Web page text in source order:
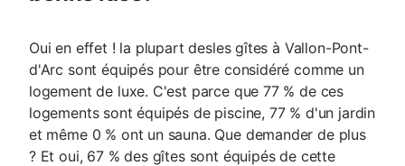
Oui en effet ! la plupart desles gîtes à Vallon-Pont-
d'Arc sont équipés pour être considéré comme un
logement de luxe. C'est parce que 77 % de ces
logements sont équipés de piscine, 77 % d'un jardin
et même 0 % ont un sauna. Que demander de plus
? Et oui, 67 % des gîtes sont équipés de cette